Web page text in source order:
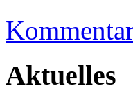
Aktuelles